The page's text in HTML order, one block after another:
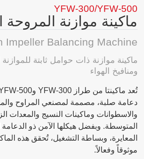
YFW-300/YFW-500
ماكينة موازنة المروحة
Impeller Balancing Machine
ماكينة موازنة ذات حوامل ثابتة للموازنة
ومنافيخ الهواء
دعامة صلبة، مصممة لمصنعي المراوح
والاسطوانات وماكينات النسيج والمعدات
المتوسطة. وبفضل هيكلها الآمن ذو
المعايرة، وبساطة التشغيل، تُحقق هذه
موثوقاً وفعالاً.